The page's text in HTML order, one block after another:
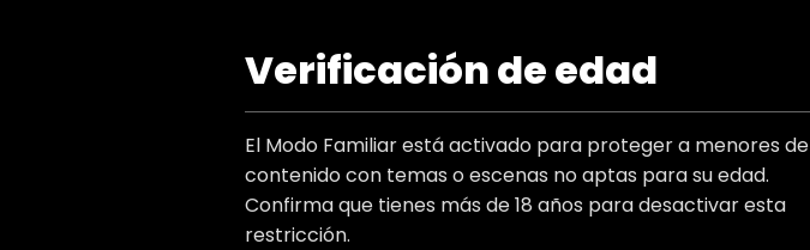
Verificación de edad
El Modo Familiar está activado para proteger a menores de
contenido con temas o escenas no aptas para su edad.
Confirma que tienes más de 18 años para desactivar esta
restricción.
Type
Manhwa
Titulo Alt
Desconocido
Autor(es)
Desconocido
Artist(s)
Desconocido